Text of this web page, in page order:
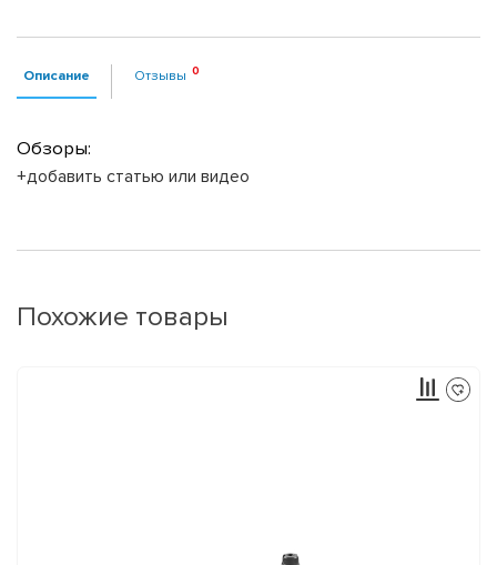
Описание Отзывы
Обзоры:
+добавить статью или видео
Похожие товары